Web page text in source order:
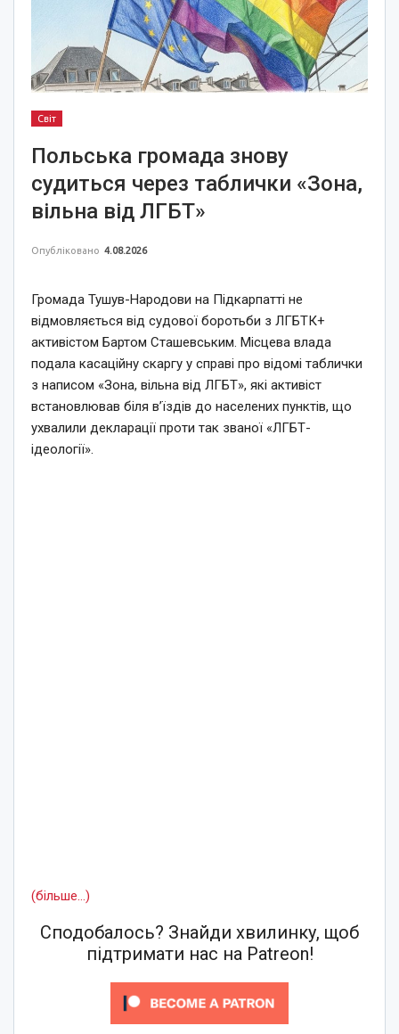
Світ
Польська громада знову
судиться через таблички «Зона,
вільна від ЛГБТ»
Опубліковано 4.08.2026
Громада Тушув-Народови на Підкарпатті не
відмовляється від судової боротьби з ЛГБТК+
активістом Бартом Сташевським. Місцева влада
подала касаційну скаргу у справі про відомі таблички
з написом «Зона, вільна від ЛГБТ», які активіст
встановлював біля в’їздів до населених пунктів, що
ухвалили декларації проти так званої «ЛГБТ-
ідеології».
(більше…)
Сподобалось? Знайди хвилинку, щоб
підтримати нас на Patreon!